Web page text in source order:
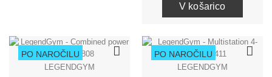
V košarico
PO NAROČILU
LEGENDGYM
PO NAROČILU
LEGENDGYM